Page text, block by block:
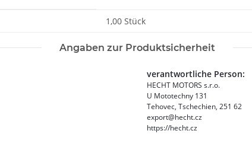
1,00 Stück
Angaben zur Produktsicherheit
verantwortliche Person:
HECHT MOTORS s.r.o.
U Mototechny 131
Tehovec, Tschechien, 251 62
export@hecht.cz
https://hecht.cz